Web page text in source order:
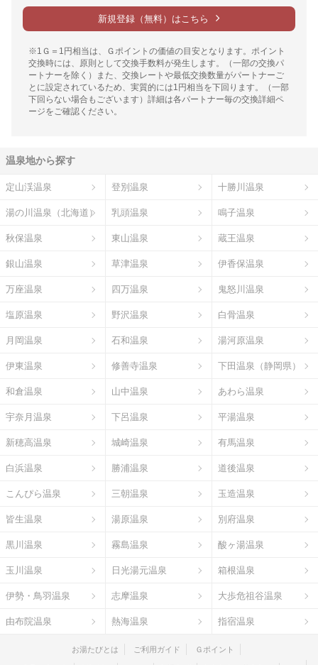
新規登録（無料）はこちら
※1Ｇ＝1円相当は、Ｇポイントの価値の目安となります。ポイント
交換時には、原則として交換手数料が発生します。（一部の交換パ
ートナーを除く）また、交換レートや最低交換数量がパートナーご
とに設定されているため、実質的には1円相当を下回ります。（一部
下回らない場合もございます）詳細は各パートナー毎の交換詳細ペ
ージをご確認ください。
温泉地から探す
定山渓温泉 登別温泉 十勝川温泉
湯の川温泉（北海道） 乳頭温泉 鳴子温泉
秋保温泉 東山温泉 蔵王温泉
銀山温泉 草津温泉 伊香保温泉
万座温泉 四万温泉 鬼怒川温泉
塩原温泉 野沢温泉 白骨温泉
月岡温泉 石和温泉 湯河原温泉
伊東温泉 修善寺温泉 下田温泉（静岡県）
和倉温泉 山中温泉 あわら温泉
宇奈月温泉 下呂温泉 平湯温泉
新穂高温泉 城崎温泉 有馬温泉
白浜温泉 勝浦温泉 道後温泉
こんぴら温泉 三朝温泉 玉造温泉
皆生温泉 湯原温泉 別府温泉
黒川温泉 霧島温泉 酸ヶ湯温泉
玉川温泉 日光湯元温泉 箱根温泉
伊勢・鳥羽温泉 志摩温泉 大歩危祖谷温泉
由布院温泉 熱海温泉 指宿温泉
お湯たびとは ご利用ガイド Ｇポイント